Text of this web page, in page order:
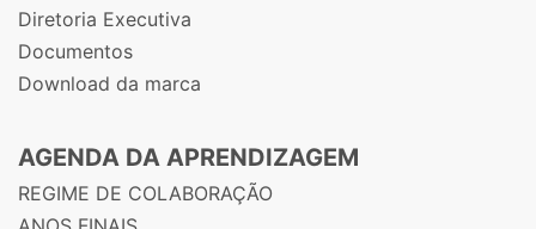
Diretoria Executiva
Documentos
Download da marca
AGENDA DA APRENDIZAGEM
REGIME DE COLABORAÇÃO